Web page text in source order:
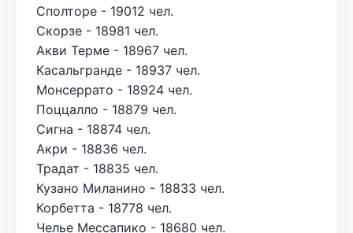
Сполторе - 19012 чел.
Скорзе - 18981 чел.
Акви Терме - 18967 чел.
Касальгранде - 18937 чел.
Монсеррато - 18924 чел.
Поццалло - 18879 чел.
Сигна - 18874 чел.
Акри - 18836 чел.
Традат - 18835 чел.
Кузано Миланино - 18833 чел.
Корбетта - 18778 чел.
Челье Мессапико - 18680 чел.